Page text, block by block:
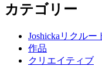
カテゴリー
Joshickaリクルー
作品
クリエイティブ